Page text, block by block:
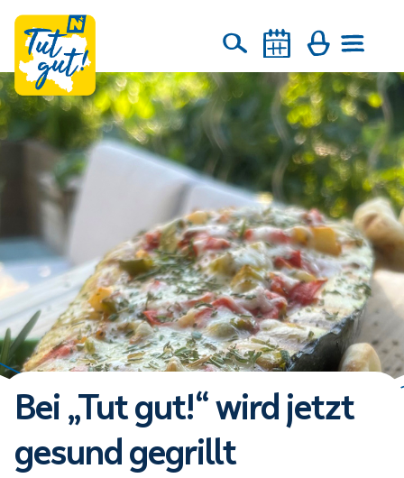
Bei „Tut gut!“ wird jetzt
gesund gegrillt